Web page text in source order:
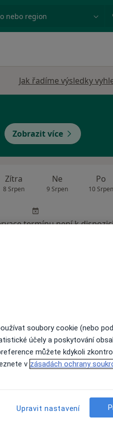
nebo region
Jak řadíme výsledky
Zobrazit více
Zítra
8 Srpen
Ne
9 Srpen
Po
10 Srpen
termínu není k
termínu není k
Zobrazit profil
soubory cookie (nebo
účely a poskytování
můžete kdykoli
v zásadách ochrany
Upravit nastavení